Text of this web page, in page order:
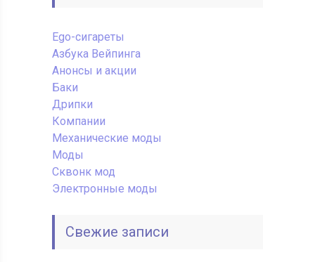
Ego-сигареты
Азбука Вейпинга
Анонсы и акции
Баки
Дрипки
Компании
Механические моды
Моды
Сквонк мод
Электронные моды
Свежие записи